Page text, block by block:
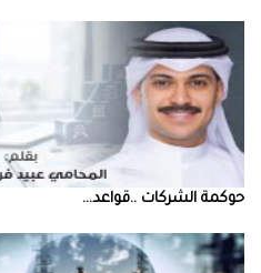
حوكمة‭ ‬الشركات‭.. ‬قواعد‭ ...